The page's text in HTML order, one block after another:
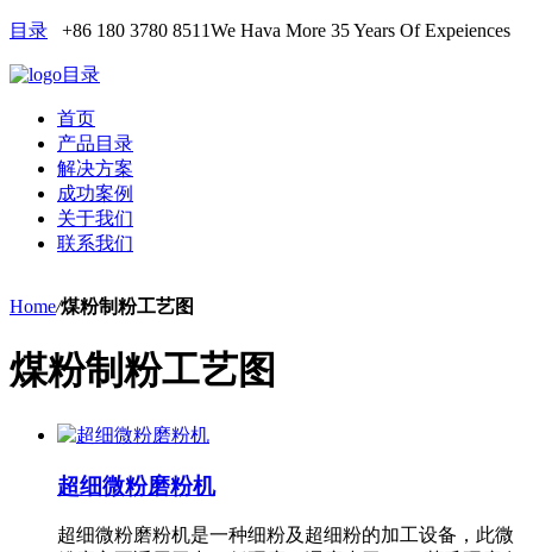
目录 +86 180 3780 8511We Hava More 35 Years Of Expeiences
目录
首页
产品目录
解决方案
成功案例
关于我们
联系我们
Home/煤粉制粉工艺图
煤粉制粉工艺图
超细微粉磨粉机
超细微粉磨粉机是一种细粉及超细粉的加工设备，此微